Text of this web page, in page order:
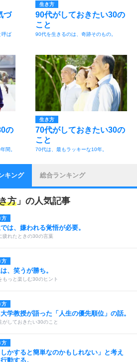
づ
呼ば
生き方
90代がしておきたい30の
こと
90代を生きるのは、奇跡そのもの。
の
間。
生き方
70代がしておきたい30の
こと
70代は、最もラッキーな10年。
キング 総合ランキング
方 」の人気記事
方
は、嫌われる覚悟が必要。
疲れたときの30の言葉
方
、笑うが勝ち。
もっと楽しむ30のヒント
方
学教授が語った「人生の優先順位」の話。
がしておきたい30のこと
方
しかすると簡単なのかもしれない」と考え
動する。